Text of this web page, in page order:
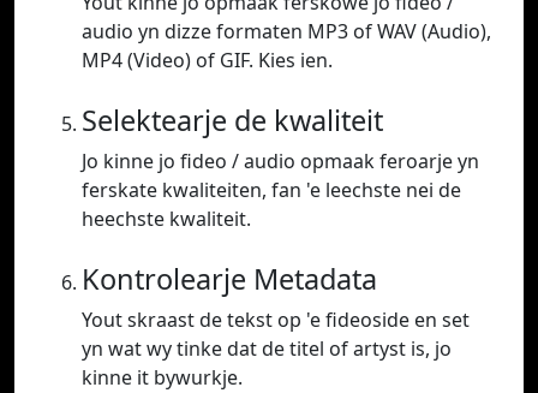
audio yn dizze formaten MP3 of WAV (Audio),
MP4 (Video) of GIF. Kies ien.
Selektearje de kwaliteit
Jo kinne jo fideo / audio opmaak feroarje yn
ferskate kwaliteiten, fan 'e leechste nei de
heechste kwaliteit.
Kontrolearje Metadata
Yout skraast de tekst op 'e fideoside en set
yn wat wy tinke dat de titel of artyst is, jo
kinne it bywurkje.